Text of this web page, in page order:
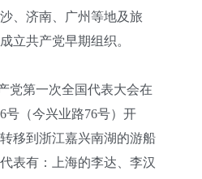
、济南、广州等地及旅
立共产党早期组织。
第一次全国代表大会在
号（今兴业路76号）开
移到浙江嘉兴南湖的游船
表有：上海的李达、李汉